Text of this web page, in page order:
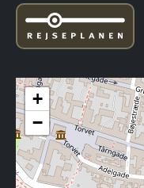
+
−